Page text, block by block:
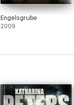
Engelsgrube
2009